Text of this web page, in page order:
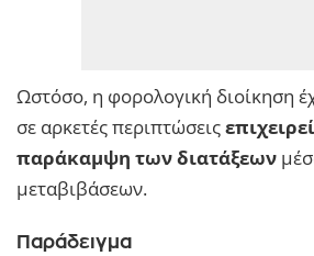
Ωστόσο, η φορολογική διοίκηση
σε αρκετές περιπτώσεις
παράκαμψη των διατάξεων
μεταβιβάσεων.
Παράδειγμα